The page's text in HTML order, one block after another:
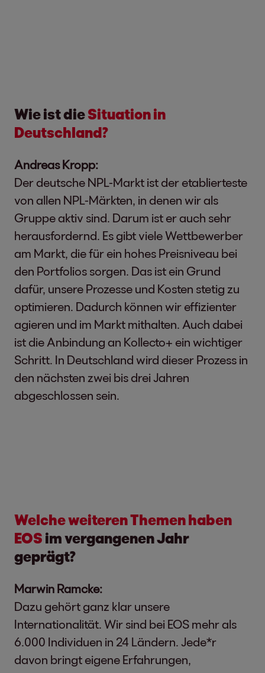
Wie ist dieSituation in
Deutschland?
Andreas Kropp:
Der deutsche NPL-Markt ist der etablierteste
von allen NPL-Märkten, in denen wir als
Gruppe aktiv sind. Darum ist er auch sehr
herausfordernd. Es gibt viele Wettbewerber
am Markt, die für ein hohes Preisniveau bei
den Portfolios sorgen. Das ist ein Grund
dafür, unsere Prozesse und Kosten stetig zu
optimieren. Dadurch können wir effizienter
agieren und im Markt mithalten. Auch dabei
ist die Anbindung an Kollecto+ ein wichtiger
Schritt. In Deutschland wird dieser Prozess in
den nächsten zwei bis drei Jahren
abgeschlossen sein.
Welche weiteren Themen haben
EOS im vergangenen Jahr
geprägt?
Marwin Ramcke:
Dazu gehört ganz klar unsere
Internationalität. Wir sind bei EOS mehr als
6.000 Individuen in 24 Ländern. Jede*r
davon bringt eigene Erfahrungen,